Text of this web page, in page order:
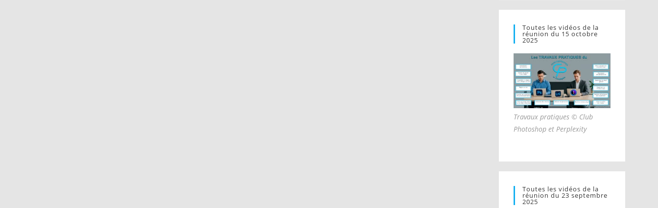
Toutes les vidéos de la
réunion du 15 octobre
2025
Travaux pratiques © Club
Photoshop et Perplexity
Toutes les vidéos de la
réunion du 23 septembre
2025